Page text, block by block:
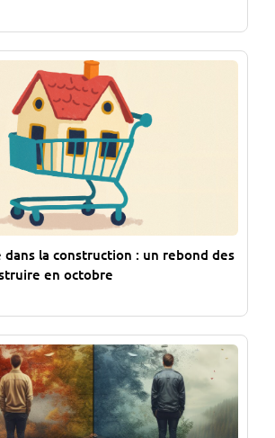
la construction : un rebond des
en octobre